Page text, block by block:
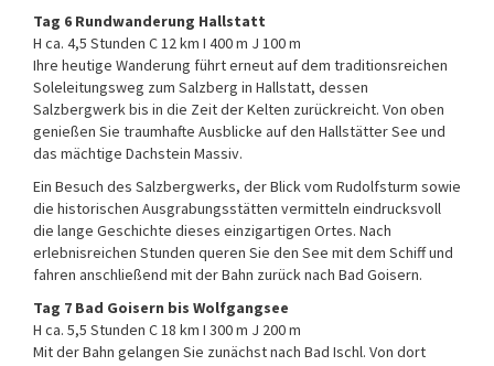
Tag 6 Rundwanderung Hallstatt
H ca. 4,5 Stunden C 12 km I 400 m J 100 m
Ihre heutige Wanderung führt erneut auf dem traditionsreichen
Soleleitungsweg zum Salzberg in Hallstatt, dessen
Salzbergwerk bis in die Zeit der Kelten zurückreicht. Von oben
genießen Sie traumhafte Ausblicke auf den Hallstätter See und
das mächtige Dachstein Massiv.
Ein Besuch des Salzbergwerks, der Blick vom Rudolfsturm sowie
die historischen Ausgrabungsstätten vermitteln eindrucksvoll
die lange Geschichte dieses einzigartigen Ortes. Nach
erlebnisreichen Stunden queren Sie den See mit dem Schiff und
fahren anschließend mit der Bahn zurück nach Bad Goisern.
Tag 7 Bad Goisern bis Wolfgangsee
H ca. 5,5 Stunden C 18 km I 300 m J 200 m
Mit der Bahn gelangen Sie zunächst nach Bad Ischl. Von dort